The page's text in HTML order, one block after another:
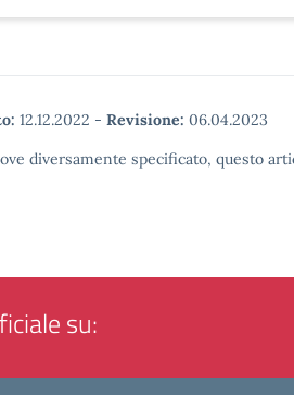
12.12.2022 - Revisione: 06.04.2023
diversamente specificato, questo
su: